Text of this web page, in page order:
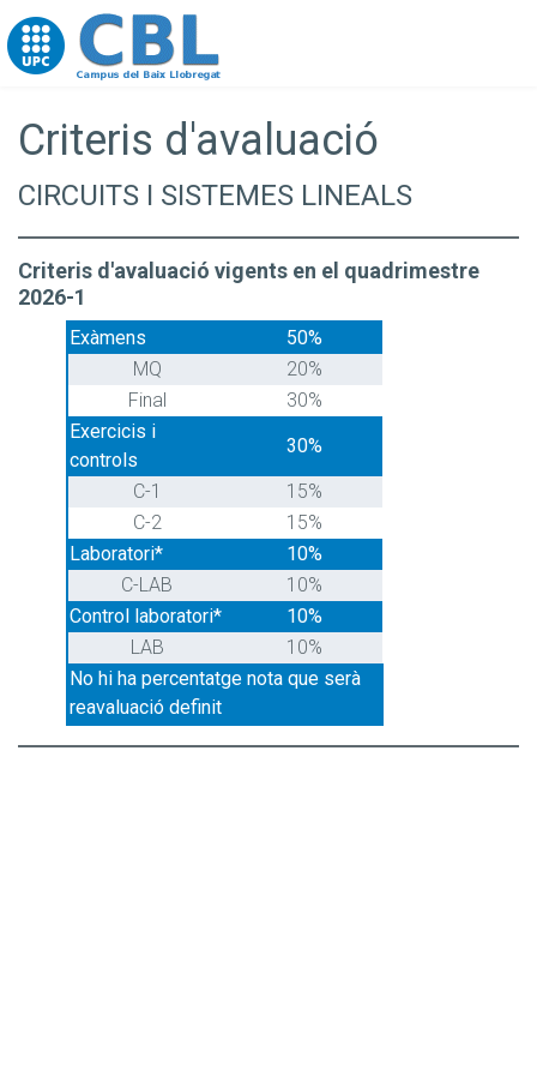
Go to upc.edu
Criteris d'avaluació
CIRCUITS I SISTEMES LINEALS
Criteris d'avaluació vigents en el quadrimestre
2026-1
Exàmens
50%
MQ
20%
Final
30%
Exercicis i
controls
30%
C-1
15%
C-2
15%
Laboratori*
10%
C-LAB
10%
Control laboratori*
10%
LAB
10%
No hi ha percentatge nota que serà
reavaluació definit